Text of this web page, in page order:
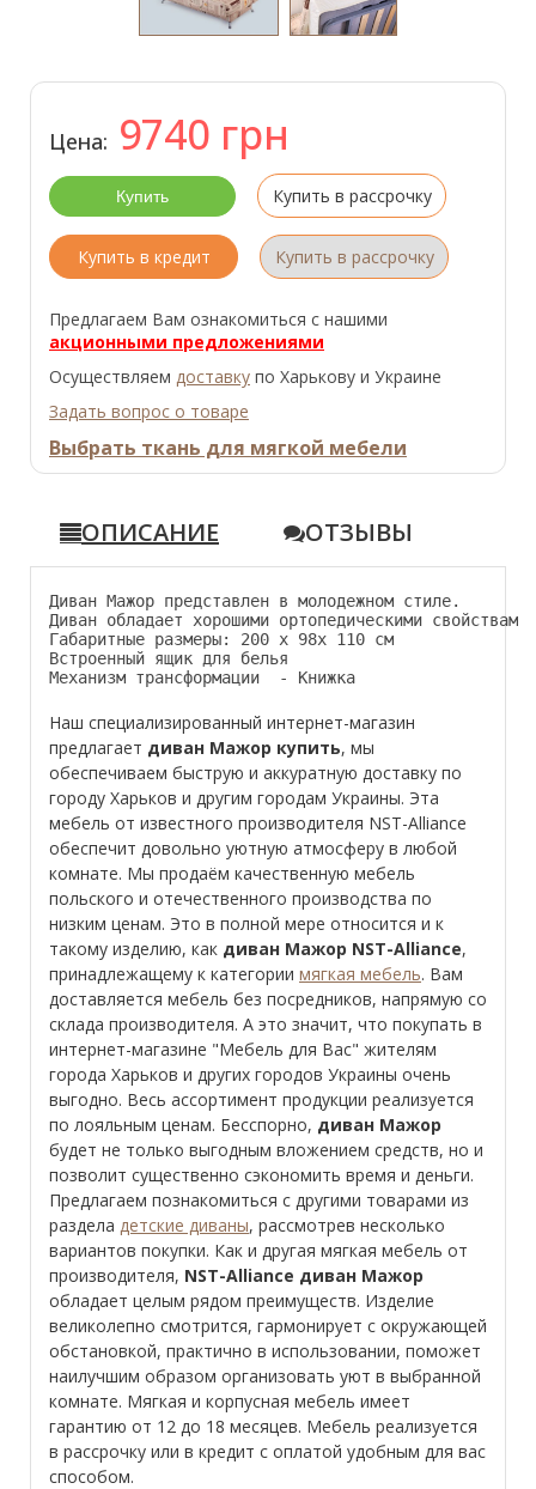
Цена: 9740 грн
Купить в рассрочку
Купить в кредит Купить в рассрочку
Предлагаем Вам ознакомиться с нашими
акционными предложениями
Осуществляем доставку по Харькову и Украине
Задать вопрос о товаре
Выбрать ткань для мягкой мебели
ОПИСАНИЕ ОТЗЫВЫ
Диван Мажор представлен в молодежном стиле.
Диван обладает хорошими ортопедическими свойствами.
Габаритные размеры: 200 х 98х 110 см
Встроенный ящик для белья
Механизм трансформации  - Книжка
Наш специализированный интернет-магазин
предлагает диван Мажор купить, мы
обеспечиваем быструю и аккуратную доставку по
городу Харьков и другим городам Украины. Эта
мебель от известного производителя NST-Alliance
обеспечит довольно уютную атмосферу в любой
комнате. Мы продаём качественную мебель
польского и отечественного производства по
низким ценам. Это в полной мере относится и к
такому изделию, как диван Мажор NST-Alliance,
принадлежащему к категории мягкая мебель. Вам
доставляется мебель без посредников, напрямую со
склада производителя. А это значит, что покупать в
интернет-магазине "Мебель для Вас" жителям
города Харьков и других городов Украины очень
выгодно. Весь ассортимент продукции реализуется
по лояльным ценам. Бесспорно, диван Мажор
будет не только выгодным вложением средств, но и
позволит существенно сэкономить время и деньги.
Предлагаем познакомиться с другими товарами из
раздела детские диваны, рассмотрев несколько
вариантов покупки. Как и другая мягкая мебель от
производителя, NST-Alliance диван Мажор
обладает целым рядом преимуществ. Изделие
великолепно смотрится, гармонирует с окружающей
обстановкой, практично в использовании, поможет
наилучшим образом организовать уют в выбранной
комнате. Мягкая и корпусная мебель имеет
гарантию от 12 до 18 месяцев. Мебель реализуется
в рассрочку или в кредит с оплатой удобным для вас
способом.